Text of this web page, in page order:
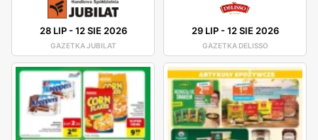
28 LIP-12 SIE 2026
GAZETKA JUBILAT
29 LIP-12 SIE 2026
GAZETKA DELISSO